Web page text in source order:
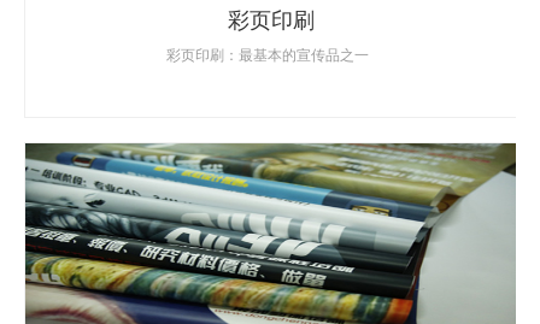
彩页印刷
彩页印刷：最基本的宣传品之一